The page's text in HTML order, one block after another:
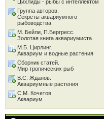
Цихлиды - рыбы с интеллектом
Группа авторов.
Секреты аквариумного
рыбоводства
М. Бейли, П.Бергресс.
Золотая книга аквариумиста
М.Б. Цирлинг.
Аквариум и водные растения
Сборник статей.
Мир тропических рыб
В.С. Жданов.
Аквариумные растения
С.М. Кочетов.
Аквариум